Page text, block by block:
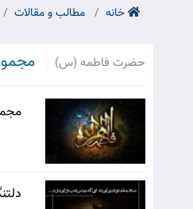
خانه مطالب و مقالات
حضرت فاطمه (س)